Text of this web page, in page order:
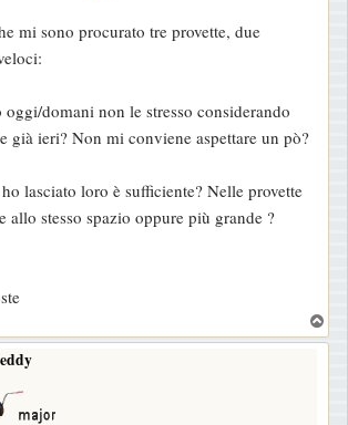
mi sono procurato tre provette, due
oggi/domani non le stresso considerando
già ieri? Non mi conviene aspettare un pò?
lasciato loro è sufficiente? Nelle provette
allo stesso spazio oppure più grande ?
o